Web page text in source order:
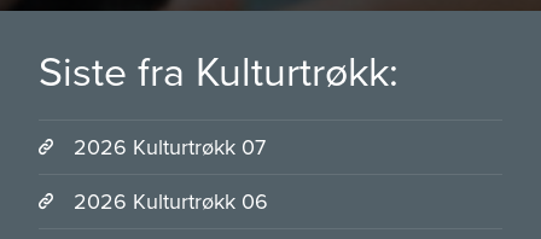
Siste fra Kulturtrøkk:
2026 Kulturtrøkk 07
2026 Kulturtrøkk 06